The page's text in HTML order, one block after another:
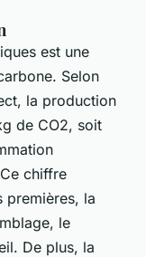
est une
Selon
la production
de CO2, soit
chiffre
premières, la
le
De plus, la